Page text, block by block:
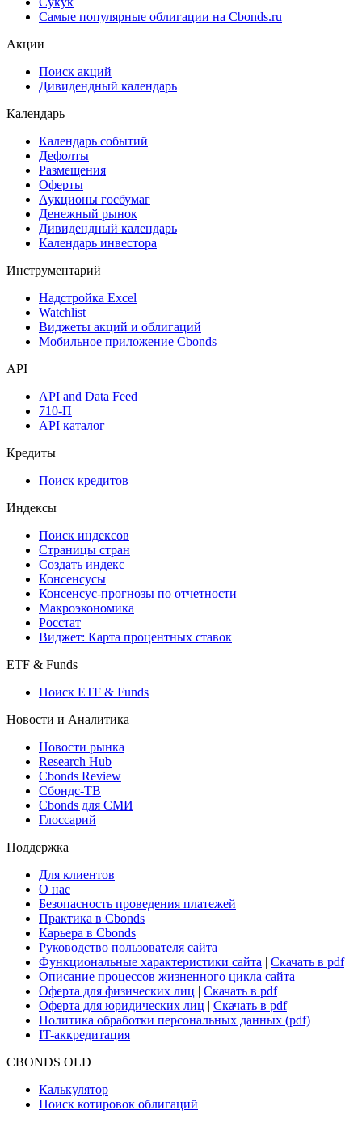
Ломбардные списки
ESG
Самые популярные облигации на Cbonds.ru
Дивидендный календарь
Календарь
Календарь событий
Дефолты
Размещения
Оферты
Аукционы госбумаг
Денежный рынок
Календарь инвестора
Инструментарий
Надстройка Excel
Мобильное приложение Cbonds
API
API and Data Feed
API каталог
Кредиты
Поиск кредитов
Индексы
Поиск индексов
Страницы стран
Создать индекс
Консенсусы
Консенсус-прогнозы по отчетности
Макроэкономика
Виджет: Карта процентных ставок
ETF & Funds
Поиск ETF & Funds
Новости и Аналитика
Новости рынка
Research Hub
Cbonds Review
Сбондс-ТВ
Глоссарий
Поддержка
Для клиентов
О нас
Безопасность проведения платежей
Практика в Cbonds
Карьера в Cbonds
Руководство пользователя сайта
Функциональные характеристики сайта|Скачать в pdf
Описание процессов жизненного цикла сайта
Оферта для физических лиц
Оферта для юридических лиц
IT-аккредитация